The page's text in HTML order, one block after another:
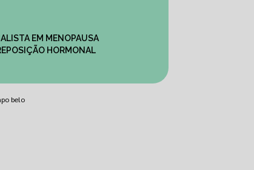
EM MENOPAUSA
REPOSIÇÃO HORMONAL
belo